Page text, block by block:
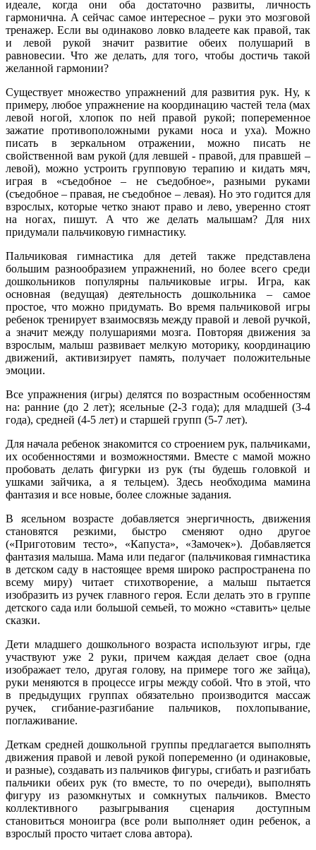
идеале, когда они оба достаточно развиты, личность
гармонична. А сейчас самое интересное – руки это мозговой
тренажер. Если вы одинаково ловко владеете как правой, так
и левой рукой значит развитие обеих полушарий в
равновесии. Что же делать, для того, чтобы достичь такой
желанной гармонии?
Существует множество упражнений для развития рук. Ну, к
примеру, любое упражнение на координацию частей тела (мах
левой ногой, хлопок по ней правой рукой; попеременное
зажатие противоположными руками носа и уха). Можно
писать в зеркальном отражении, можно писать не
свойственной вам рукой (для левшей - правой, для правшей –
левой), можно устроить групповую терапию и кидать мяч,
играя в «съедобное – не съедобное», разными руками
(съедобное – правая, не съедобное – левая). Но это годится для
взрослых, которые четко знают право и лево, уверенно стоят
на ногах, пишут. А что же делать малышам? Для них
придумали пальчиковую гимнастику.
Пальчиковая гимнастика для детей также представлена
большим разнообразием упражнений, но более всего среди
дошкольников популярны пальчиковые игры. Игра, как
основная (ведущая) деятельность дошкольника – самое
простое, что можно придумать. Во время пальчиковой игры
ребенок тренирует взаимосвязь между правой и левой ручкой,
а значит между полушариями мозга. Повторяя движения за
взрослым, малыш развивает мелкую моторику, координацию
движений, активизирует память, получает положительные
эмоции.
Все упражнения (игры) делятся по возрастным особенностям
на: ранние (до 2 лет); ясельные (2-3 года); для младшей (3-4
года), средней (4-5 лет) и старшей групп (5-7 лет).
Для начала ребенок знакомится со строением рук, пальчиками,
их особенностями и возможностями. Вместе с мамой можно
пробовать делать фигурки из рук (ты будешь головкой и
ушками зайчика, а я тельцем). Здесь необходима мамина
фантазия и все новые, более сложные задания.
В ясельном возрасте добавляется энергичность, движения
становятся резкими, быстро сменяют одно другое
(«Приготовим тесто», «Капуста», «Замочек»). Добавляется
фантазия малыша. Мама или педагог (пальчиковая гимнастика
в детском саду в настоящее время широко распространена по
всему миру) читает стихотворение, а малыш пытается
изобразить из ручек главного героя. Если делать это в группе
детского сада или большой семьей, то можно «ставить» целые
сказки.
Дети младшего дошкольного возраста используют игры, где
участвуют уже 2 руки, причем каждая делает свое (одна
изображает тело, другая голову, на примере того же зайца),
руки меняются в процессе игры между собой. Что в этой, что
в предыдущих группах обязательно производится массаж
ручек, сгибание-разгибание пальчиков, похлопывание,
поглаживание.
Деткам средней дошкольной группы предлагается выполнять
движения правой и левой рукой попеременно (и одинаковые,
и разные), создавать из пальчиков фигуры, сгибать и разгибать
пальчики обеих рук (то вместе, то по очереди), выполнять
фигуру из разомкнутых и сомкнутых пальчиков. Вместо
коллективного разыгрывания сценария доступным
становиться моноигра (все роли выполняет один ребенок, а
взрослый просто читает слова автора).